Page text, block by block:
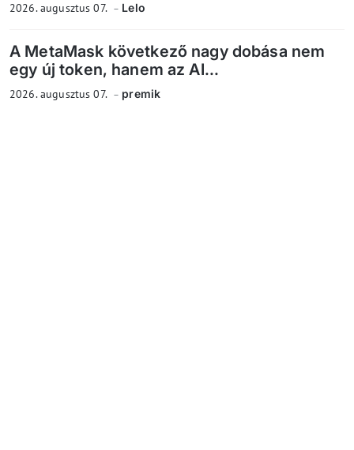
2026. augusztus 07. Lelo
A MetaMask következő nagy dobása nem
egy új token, hanem az AI...
2026. augusztus 07. premik